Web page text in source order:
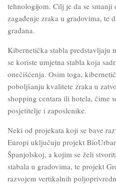
tehnologijom. Cilj je da se
zagađenje zraka u gradovima, te
građana.
Kibernetička stabla predstavljaju
se koriste umjetna stabla koja
onečišćenja. Osim toga,
poboljšanju kvalitete zraka u
shopping centara ili hotela, čime
posjetitelje i zaposlenike.
Neki od projekata koji se bave
Europi uključuju projekt
Španjolskoj, a kojim se želi
stabala u gradovima, te projekt
razvojem vertikalnih